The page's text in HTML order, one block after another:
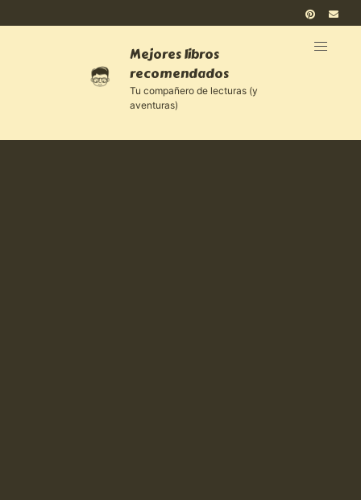
Mejores libros
recomendados
Tu compañero de lecturas (y
aventuras)